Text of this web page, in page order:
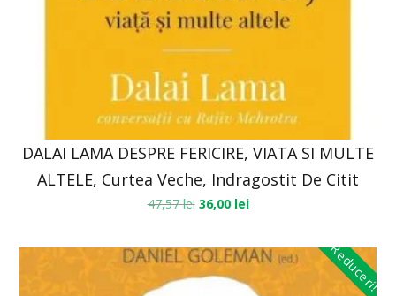
DALAI LAMA DESPRE FERICIRE, VIATA SI MULTE
ALTELE, Curtea Veche, Indragostit De Citit
47,57lei 36,00 lei
Reduceri!